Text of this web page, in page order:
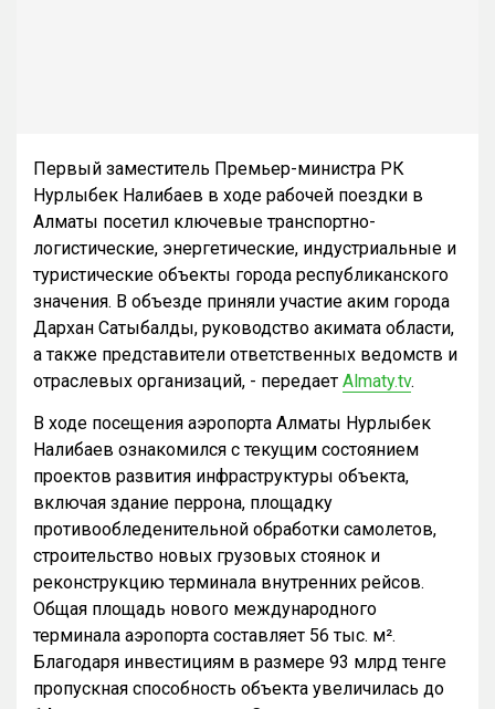
Первый заместитель Премьер-министра РК
Нурлыбек Налибаев в ходе рабочей поездки в
Алматы посетил ключевые транспортно-
логистические, энергетические, индустриальные и
туристические объекты города республиканского
значения. В объезде приняли участие аким города
Дархан Сатыбалды, руководство акимата области,
а также представители ответственных ведомств и
отраслевых организаций, - передает Almaty.tv.
В ходе посещения аэропорта Алматы Нурлыбек
Налибаев ознакомился с текущим состоянием
проектов развития инфраструктуры объекта,
включая здание перрона, площадку
противообледенительной обработки самолетов,
строительство новых грузовых стоянок и
реконструкцию терминала внутренних рейсов.
Общая площадь нового международного
терминала аэропорта составляет 56 тыс. м².
Благодаря инвестициям в размере 93 млрд тенге
пропускная способность объекта увеличилась до